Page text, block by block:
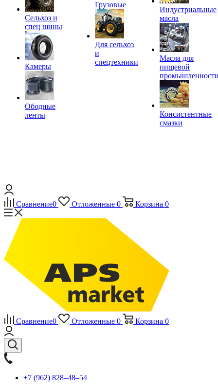
Сельхоз и
спец шины
Камеры
Ободные
ленты
Грузовые
Для сельхоз
и
спецтехники
Индустриальные
масла
Масла для
пищевой
Консистентные
смазки
Сравнение0 Отложенные 0 Корзина 0
Сравнение0 Отложенные 0 Корзина 0
+7 (962) 828‒48‒54